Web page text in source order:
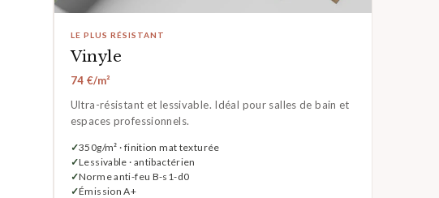
LE PLUS RÉSISTANT
Vinyle
74 €/m²
Ultra-résistant et lessivable. Idéal pour salles de bain et
espaces professionnels.
350g/m² · finition mat texturée
Lessivable · antibactérien
Norme anti-feu B-s1-d0
Émission A+